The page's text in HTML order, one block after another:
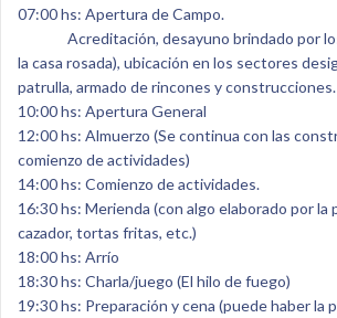
07:00 hs: Apertura de Campo.
Acreditación, desayuno brindado por los
la casa rosada), ubicación en los sectores
patrulla, armado de rincones y construcciones.
10:00 hs: Apertura General
12:00 hs: Almuerzo (Se continua con las
comienzo de actividades)
14:00 hs: Comienzo de actividades.
16:30 hs: Merienda (con algo elaborado por la
cazador, tortas fritas, etc.)
18:00 hs: Arrío
18:30 hs: Charla/juego (El hilo de fuego)
19:30 hs: Preparación y cena (puede haber la